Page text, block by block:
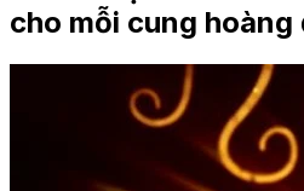
cho mỗi cung hoàng